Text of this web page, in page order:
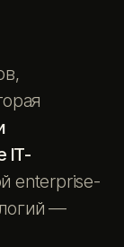
IT-
enterprise-
—